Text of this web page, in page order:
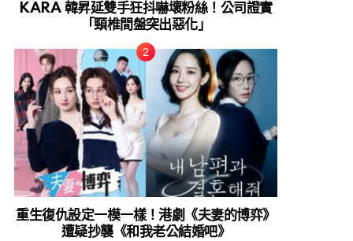
KARA 韓昇延雙手狂抖嚇壞粉絲！公司證實
「頸椎間盤突出惡化」
重生復仇設定一模一樣！港劇《夫妻的博弈》
遭疑抄襲《和我老公結婚吧》